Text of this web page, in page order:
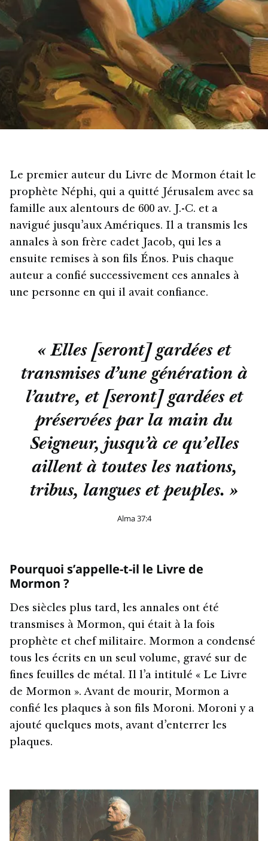
Le premier auteur du Livre de Mormon était le
prophète Néphi, qui a quitté Jérusalem avec sa
famille aux alentours de 600 av. J.-C. et a
navigué jusqu’aux Amériques. Il a transmis les
annales à son frère cadet Jacob, qui les a
ensuite remises à son fils Énos. Puis chaque
auteur a confié successivement ces annales à
une personne en qui il avait confiance.
« Elles [seront] gardées et
transmises d’une génération à
l’autre, et [seront] gardées et
préservées par la main du
Seigneur, jusqu’à ce qu’elles
aillent à toutes les nations,
tribus, langues et peuples. »
Alma 37:4
Pourquoi s’appelle-t-il le Livre de
Mormon ?
Des siècles plus tard, les annales ont été
transmises à Mormon, qui était à la fois
prophète et chef militaire. Mormon a condensé
tous les écrits en un seul volume, gravé sur de
fines feuilles de métal. Il l’a intitulé « Le Livre
de Mormon ». Avant de mourir, Mormon a
confié les plaques à son fils Moroni. Moroni y a
ajouté quelques mots, avant d’enterrer les
plaques.